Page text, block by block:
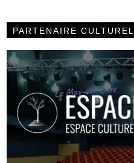
PARTENAIRE CULTUREL